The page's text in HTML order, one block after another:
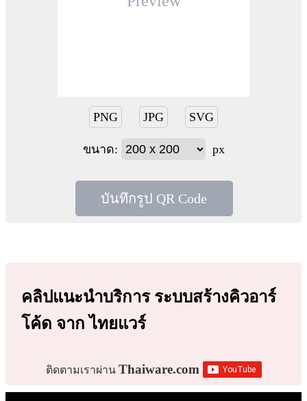
PNG JPG SVG
ขนาด: px
บันทึกรูป QR Code
คลิปแนะนำบริการ ระบบสร้างคิวอาร์
โค้ด จาก ไทยแวร์
ติดตามเราผ่าน Thaiware.com